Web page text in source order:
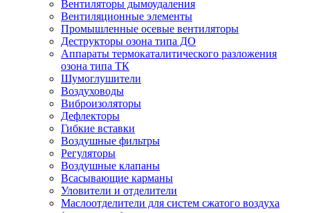
Вентиляторы дымоудаления
Вентиляционные элементы
Промышленные осевые вентиляторы
Деструкторы озона типа ДО
Аппараты термокаталитического разложения
озона типа ТК
Шумоглушители
Воздуховоды
Виброизоляторы
Дефлекторы
Гибкие вставки
Воздушные фильтры
Регуляторы
Воздушные клапаны
Всасывающие карманы
Уловители и отделители
Маслоотделители для систем сжатого воздуха